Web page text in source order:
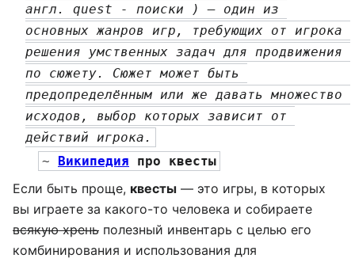
англ. quest - поиски ) — один из
основных жанров игр, требующих от игрока
решения умственных задач для продвижения
по сюжету. Сюжет может быть
предопределённым или же давать множество
исходов, выбор которых зависит от
действий игрока.
~
Википедия про квесты
Если быть проще, квесты — это игры, в которых
вы играете за какого-то человека и собираете
всякую хрень полезный инвентарь с целью его
комбинирования и использования для